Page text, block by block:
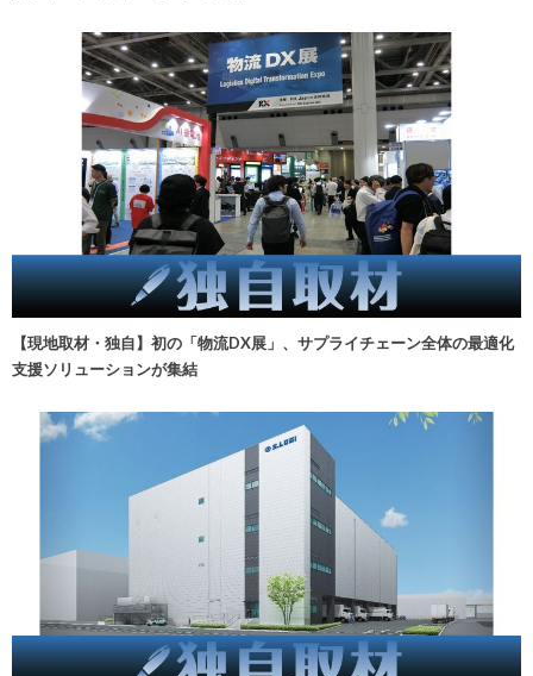
【現地取材・独自】初の「物流DX展」、サプライチェーン全体の最適化
支援ソリューションが集結